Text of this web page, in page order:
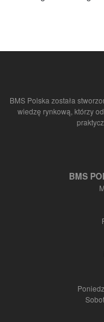
BMS Polska została
wiedzę rynkową, którzy
BMS